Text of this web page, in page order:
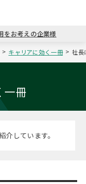
戻る
戻る
戻る
戻る
戻る
をお考えの企業様
キャリアに効く一冊 社長
一冊
しています。